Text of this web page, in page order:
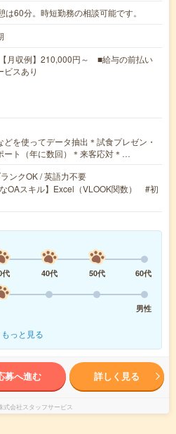
60分。時短勤務の相談可能です。
月収例】210,000円～ ■給与の前払い
ビスあり
どを使ってデータ抽出＊試食プレゼン・
ート（年に数回）＊来客応対＊…
ンクOK / 英語力不要
OAスキル】Excel（VLOOK関数） #初
代 40代 50代
60代
男性
もっと見る
募へ進む 詳しく見る
式会社スタッフサービス